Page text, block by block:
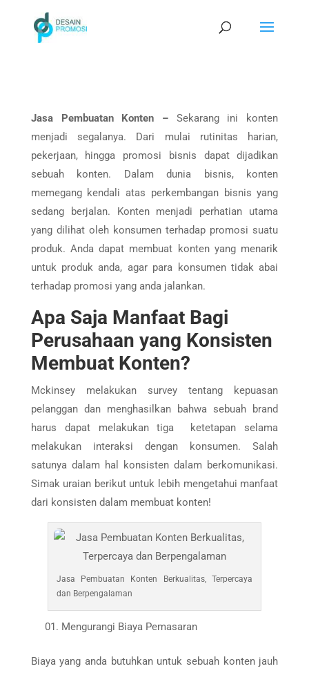
Jasa Pembuatan Konten – Sekarang ini konten
menjadi segalanya. Dari mulai rutinitas harian,
pekerjaan, hingga promosi bisnis dapat dijadikan
sebuah konten. Dalam dunia bisnis, konten
memegang kendali atas perkembangan bisnis yang
sedang berjalan. Konten menjadi perhatian utama
yang dilihat oleh konsumen terhadap promosi suatu
produk. Anda dapat membuat konten yang menarik
untuk produk anda, agar para konsumen tidak abai
terhadap promosi yang anda jalankan.
Apa Saja Manfaat Bagi
Perusahaan yang Konsisten
Membuat Konten?
Mckinsey melakukan survey tentang kepuasan
pelanggan dan menghasilkan bahwa sebuah brand
harus dapat melakukan tiga ketetapan selama
melakukan interaksi dengan konsumen. Salah
satunya dalam hal konsisten dalam berkomunikasi.
Simak uraian berikut untuk lebih mengetahui manfaat
dari konsisten dalam membuat konten!
Jasa Pembuatan Konten Berkualitas, Terpercaya
dan Berpengalaman
Mengurangi Biaya Pemasaran
Biaya yang anda butuhkan untuk sebuah konten jauh